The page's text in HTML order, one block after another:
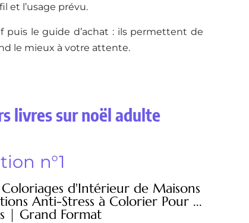
et l’usage prévu.
puis le guide d’achat : ils permettent de
le mieux à votre attente.
livres sur noël adulte
n°1
d'Intérieur de Maisons
Anti-Stress à Colorier Pour ...
| Grand Format